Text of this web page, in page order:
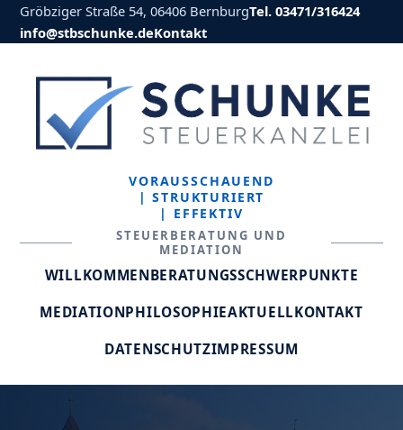
Gröbziger Straße 54, 06406 BernburgTel. 03471/316424
info@stbschunke.deKontakt
VORAUSSCHAUEND
| STRUKTURIERT
| EFFEKTIV
STEUERBERATUNG UND
MEDIATION
WILLKOMMENBERATUNGSSCHWERPUNKTE
MEDIATIONPHILOSOPHIEAKTUELLKONTAKT
DATENSCHUTZIMPRESSUM